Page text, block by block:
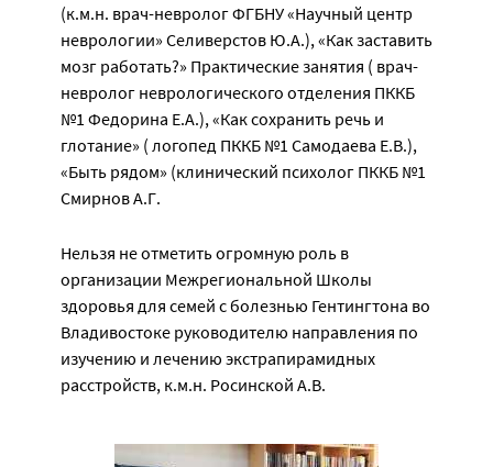
(к.м.н. врач-невролог ФГБНУ «Научный центр
неврологии» Селиверстов Ю.А.), «Как заставить
мозг работать?» Практические занятия ( врач-
невролог неврологического отделения ПККБ
№1 Федорина Е.А.), «Как сохранить речь и
глотание» ( логопед ПККБ №1 Самодаева Е.В.),
«Быть рядом» (клинический психолог ПККБ №1
Смирнов А.Г.
Нельзя не отметить огромную роль в
организации Межрегиональной Школы
здоровья для семей с болезнью Гентингтона во
Владивостоке руководителю направления по
изучению и лечению экстрапирамидных
расстройств, к.м.н. Росинской А.В.